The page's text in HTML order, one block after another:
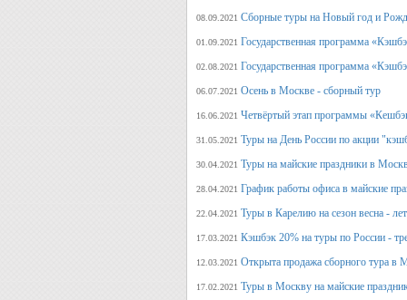
08.09.2021 Сборные туры на Новый год и
01.09.2021 Государственная программа
02.08.2021 Государственная программа
06.07.2021 Осень в Москве - сборный тур
16.06.2021 Четвёртый этап программы
31.05.2021 Туры на День России по акции
30.04.2021 Туры на майские праздники в
28.04.2021 График работы офиса в майские
22.04.2021 Туры в Карелию на сезон весна -
17.03.2021 Кэшбэк 20% на туры по России -
12.03.2021 Открыта продажа сборного тура в
17.02.2021 Туры в Москву на майские